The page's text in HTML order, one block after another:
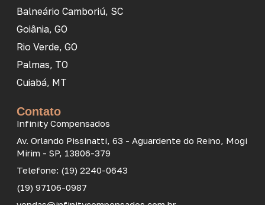
Balneário Camboriú, SC
Goiânia, GO
Rio Verde, GO
Palmas, TO
Cuiabá, MT
Contato
Infinity Compensados
Av. Orlando Pissinatti, 63 - Aguardente do Reino, Mogi
Mirim - SP, 13806-379
Telefone: (19) 2240-0643
(19) 97106-0987